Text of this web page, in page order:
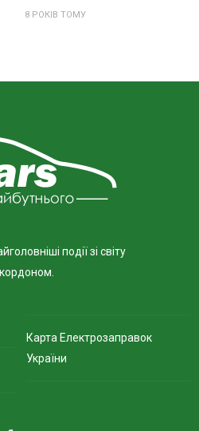
8 РОКІВ ТОМУ
події зі світу
Карта Електрозаправок
України